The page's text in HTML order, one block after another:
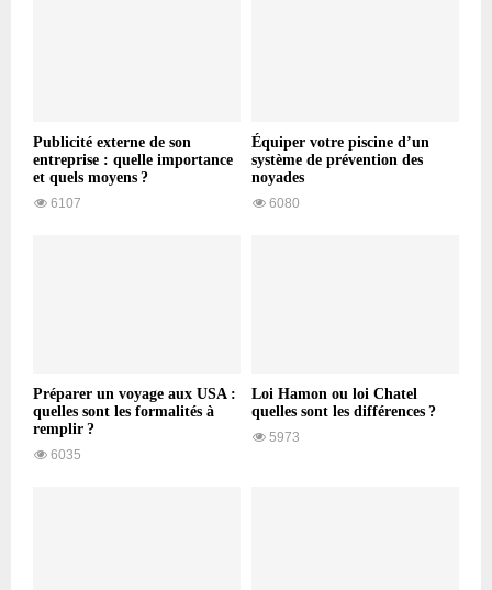
Publicité externe de son
entreprise : quelle importance
et quels moyens ?
6107
Équiper votre piscine d’un
système de prévention des
noyades
6080
Préparer un voyage aux USA :
quelles sont les formalités à
remplir ?
6035
Loi Hamon ou loi Chatel
quelles sont les différences ?
5973